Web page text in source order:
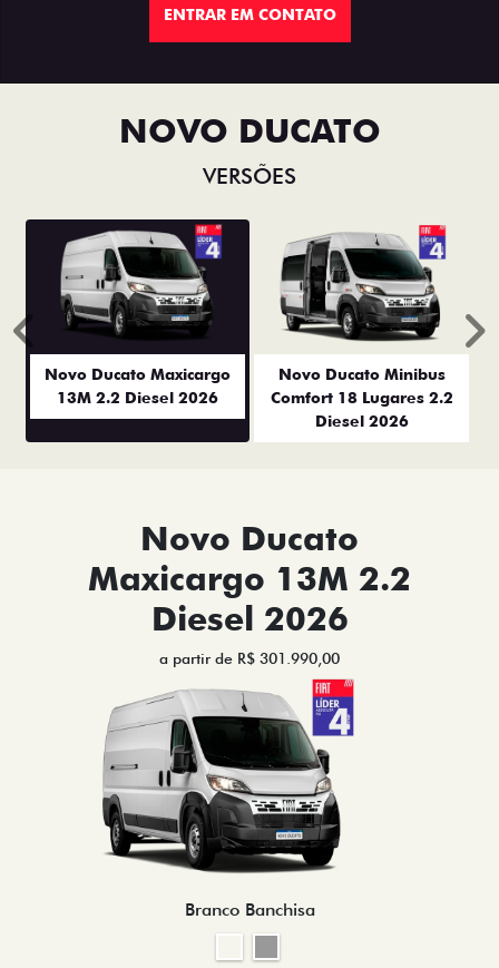
ENTRAR EM CONTATO
NOVO DUCATO
VERSÕES
Novo Ducato Maxicargo
13M 2.2 Diesel 2026
Novo Ducato Minibus
Comfort 18 Lugares 2.2
Diesel 2026
Anterior
Novo Ducato
Maxicargo 13M 2.2
Diesel 2026
a partir de R$ 301.990,00
Branco Banchisa